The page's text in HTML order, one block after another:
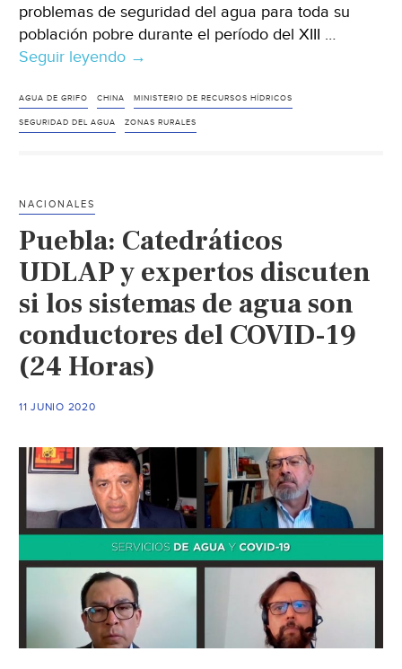
problemas de seguridad del agua para toda su
población pobre durante el período del XIII …
Seguir leyendo China:
de
agua
de
alcanza
el
83
por
ciento
→
AGUA DE GRIFO CHINA MINISTERIO DE RECURSOS HÍDRICOS
SEGURIDAD DEL AGUA ZONAS RURALES
NACIONALES
Puebla: Catedráticos
UDLAP y expertos discuten
si los sistemas de agua son
conductores del COVID-19
(24 Horas)
11 JUNIO 2020